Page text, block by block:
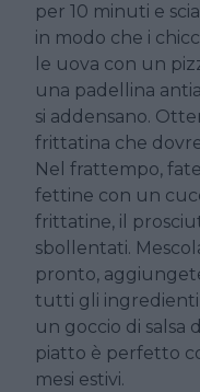
per 10 minuti e
in modo che i
le uova con un
una padellina
si addensano.
frittatina che
Nel frattempo,
fettine con un
frittatine, il
sbollentati.
pronto,
tutti gli ingredienti
un goccio di salsa
piatto è perfetto
mesi estivi.